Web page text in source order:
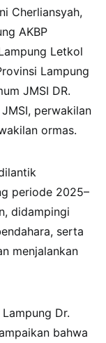
Cherliansyah,
AKBP
Letkol
Lampung
JMSI DR.
perwakilan
ormas.
periode 2025–
didampingi
serta
menjalankan
Dr.
bahwa